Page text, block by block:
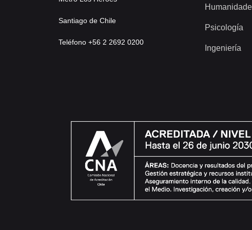
Santiago de Chile
Teléfono +56 2 2692 0200
Psicología
Ingeniería